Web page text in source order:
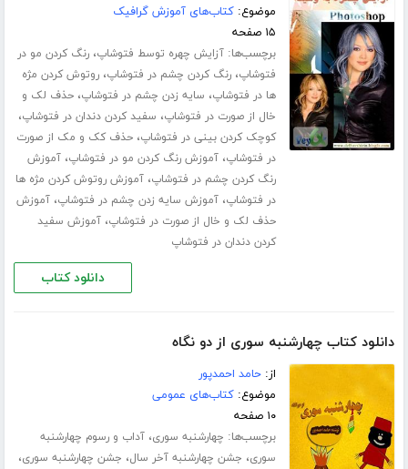
موضوع:کتاب‌های آموزش گرافیک
۱۵ صفحه
برچسب‌ها:آزایش چهره توسط فتوشاپ،رنگ کردن مو در
فتوشاپ،رنگ کردن چشم در فتوشاپ،روتوش کردن مژه
ها در فتوشاپ، سایه زدن چشم در فتوشاپ،حذف لک و
خال از صورت در فتوشاپ، سفید کردن دندان در فتوشاپ،
کوچک کردن بینی در فتوشاپ،حذف کک و مک از صورت
در فتوشاپ،آموزش رنگ کردن مو در فتوشاپ،آموزش
رنگ کردن چشم در فتوشاپ،آموزش روتوش کردن مژه ها
در فتوشاپ،آموزش سایه زدن چشم در فتوشاپ،آموزش
حذف لک و خال از صورت در فتوشاپ،آموزش سفید
کردن دندان در فتوشاپ
دانلود کتاب
دانلود کتاب چهارشنبه سوری از دو نگاه
از:حامد احمدپور
موضوع:کتاب‌های عمومی
۱۰ صفحه
برچسب‌ها: چهارشنبه سوری،آداب و رسوم چهارشنبه
سوری، جشن چهارشنبه آخر سال، جشن چهارشنبه سوری،